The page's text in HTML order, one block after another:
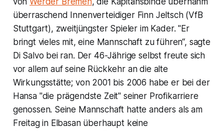
überraschend Innenverteidiger Finn Jeltsch (VfB
Stuttgart), zweitjüngster Spieler im Kader. "Er
bringt vieles mit, eine Mannschaft zu führen“, sagte
Di Salvo bei ran. Der 46-Jährige selbst freute sich
vor allem auf seine Rückkehr an die alte
Wirkungsstätte; von 2001 bis 2006 habe er bei der
Hansa "die prägendste Zeit" seiner Profikarriere
genossen. Seine Mannschaft hatte anders als am
Freitag in Elbasan überhaupt keine